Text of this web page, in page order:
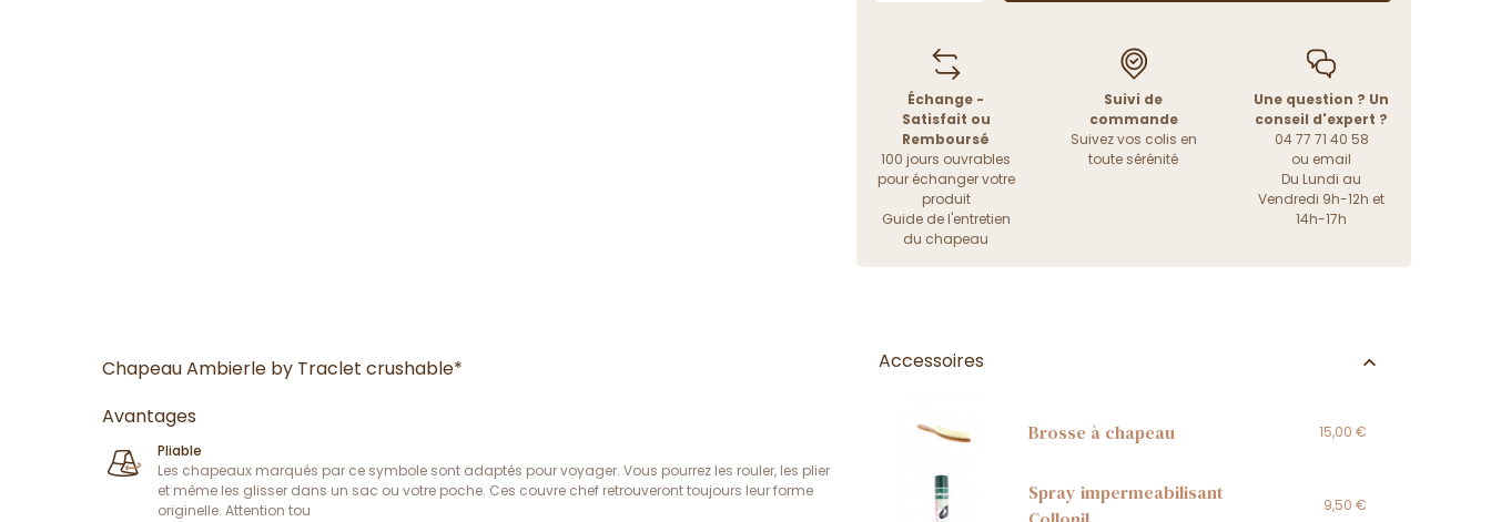
Échange -
Satisfait ou
Remboursé
100 jours ouvrables
pour échanger votre
produit
Guide de l'entretien
du chapeau
Suivi de
commande
Suivez vos colis en
toute sérénité
Une question ? Un
conseil d'expert ?
04 77 71 40 58
ou email
Du Lundi au
Vendredi 9h-12h et
14h-17h
Chapeau Ambierle by Traclet crushable*
Avantages
Pliable
Les chapeaux marqués par ce symbole sont adaptés pour voyager. Vous pourrez les rouler, les plier
et même les glisser dans un sac ou votre poche. Ces couvre chef retrouveront toujours leur forme
originelle. Attention tou
Accessoires
Brosse à chapeau 15,00 €
Spray impermeabilisant
9,50 €